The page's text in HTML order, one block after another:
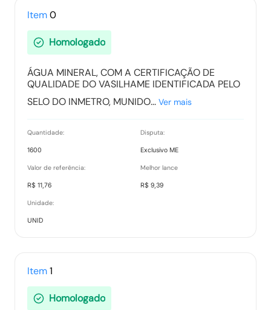
Ranking nos Itens
Tipo:Documento
Item0
Homologado
ÁGUA MINERAL, COM A CERTIFICAÇÃO DE
QUALIDADE DO VASILHAME IDENTIFICADA PELO
SELO DO INMETRO, MUNIDO... Ver mais
Quantidade:
1600
Disputa:
Exclusivo ME
Valor de referência:
R$ 11,76
Melhor lance
R$ 9,39
Unidade:
UNID
Item1
Homologado